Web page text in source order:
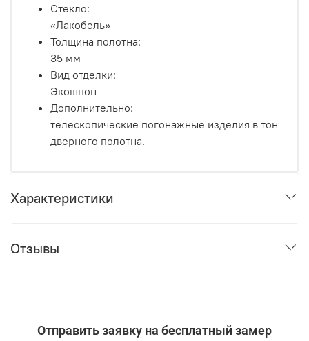
Стекло:
«Лакобель»
Толщина полотна:
35 мм
Вид отделки:
Экошпон
Дополнительно:
телескопические погонажные изделия в тон
дверного полотна.
Характеристики
Отзывы
Отправить заявку на бесплатный замер